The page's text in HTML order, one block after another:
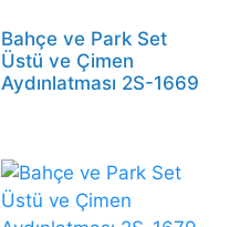
Bahçe ve Park Set
Üstü ve Çimen
Aydınlatması 2S-1669